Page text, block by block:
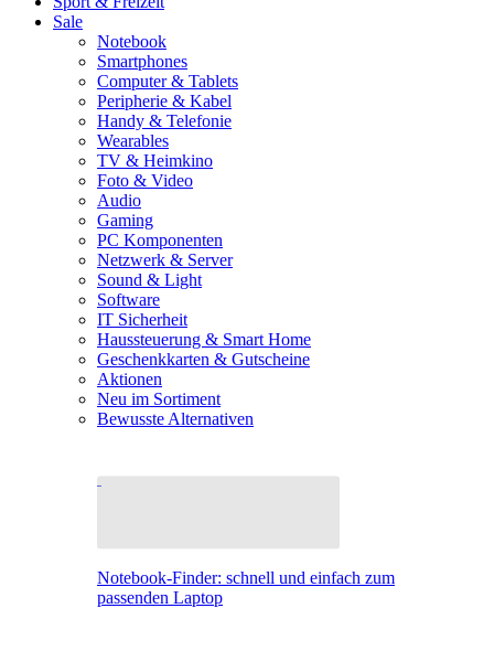
Sale
Notebook
Smartphones
Computer & Tablets
Peripherie & Kabel
Handy & Telefonie
Wearables
TV & Heimkino
Foto & Video
Audio
Gaming
PC Komponenten
Netzwerk & Server
Sound & Light
Software
IT Sicherheit
Haussteuerung & Smart Home
Geschenkkarten & Gutscheine
Aktionen
Neu im Sortiment
Bewusste Alternativen
Notebook-Finder: schnell und einfach zum
passenden Laptop